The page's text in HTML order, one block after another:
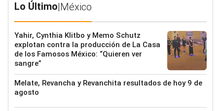
Lo Último|México
Yahir, Cynthia Klitbo y Memo Schutz
explotan contra la producción de La Casa
de los Famosos México: “Quieren ver
sangre”
Melate, Revancha y Revanchita resultados de hoy 9 de
agosto